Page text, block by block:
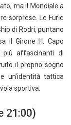
ma il Mondiale a
sorprese. Le Furie
di Rodri, puntano
il Girone H. Capo
più affascinanti di
il proprio sogno
un’identità tattica
sportiva.
21:00)